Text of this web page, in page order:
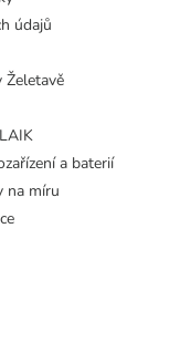
údajů
Želetavě
a baterií
na míru